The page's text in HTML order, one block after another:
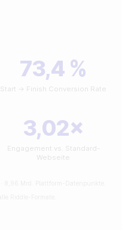
73,4 %
Start → Finish Conversion Rate
3,02×
Engagement vs. Standard-
Webseite